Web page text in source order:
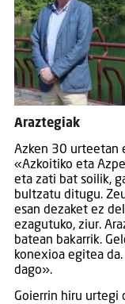
Araztegiak
Azken 30 urteetan
«Azkoitiko eta
eta zati bat soilik,
bultzatu ditugu.
esan dezaket ez
ezagutuko, ziur.
batean bakarrik.
konexioa egitea
dago».
Goierrin hiru urtegi